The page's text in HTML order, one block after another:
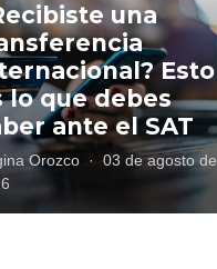
una
Esto
lo que debes
ante el SAT
Orozco ·
03 de agosto de